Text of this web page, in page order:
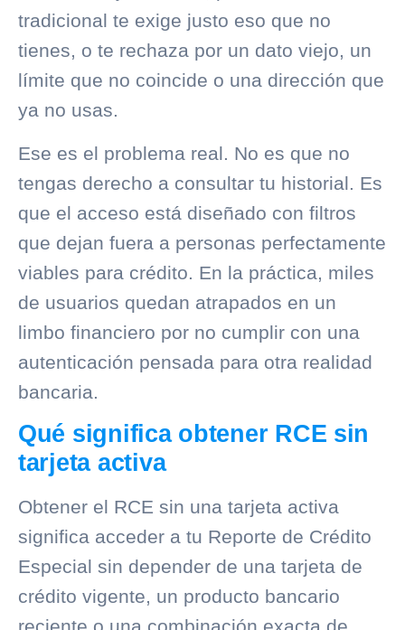
tradicional te exige justo eso que no
tienes, o te rechaza por un dato viejo, un
límite que no coincide o una dirección que
ya no usas.
Ese es el problema real. No es que no
tengas derecho a consultar tu historial. Es
que el acceso está diseñado con filtros
que dejan fuera a personas perfectamente
viables para crédito. En la práctica, miles
de usuarios quedan atrapados en un
limbo financiero por no cumplir con una
autenticación pensada para otra realidad
bancaria.
Qué significa obtener RCE sin
tarjeta activa
Obtener el RCE sin una tarjeta activa
significa acceder a tu Reporte de Crédito
Especial sin depender de una tarjeta de
crédito vigente, un producto bancario